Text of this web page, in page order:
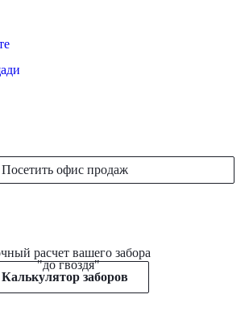
Посетить офис продаж
расчет вашего забора
"до гвоздя"
Калькулятор заборов